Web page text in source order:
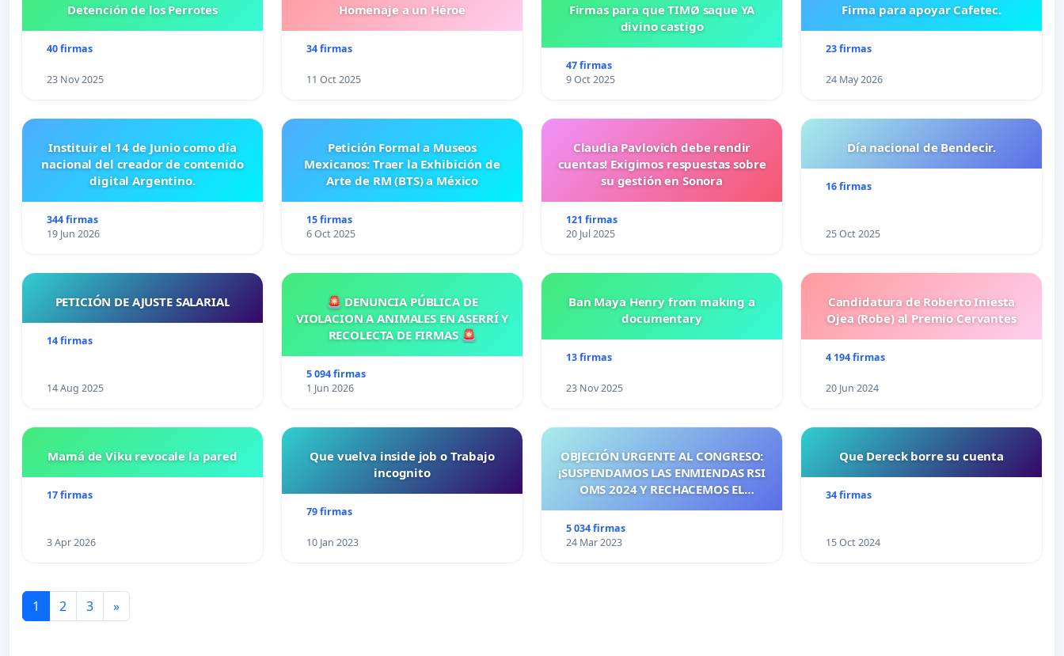
Detención de los Perrotes
40 firmas
23 Nov 2025
Homenaje a un Héroe
34 firmas
11 Oct 2025
Firmas para que TIMØ saque YA
divino castigo
47 firmas
9 Oct 2025
Firma para apoyar Cafetec.
23 firmas
24 May 2026
Instituir el 14 de Junio como día
nacional del creador de contenido
digital Argentino.
344 firmas
19 Jun 2026
Petición Formal a Museos
Mexicanos: Traer la Exhibición de
Arte de RM (BTS) a México
15 firmas
6 Oct 2025
Claudia Pavlovich debe rendir
cuentas! Exigimos respuestas sobre
su gestión en Sonora
121 firmas
20 Jul 2025
Día nacional de Bendecir.
16 firmas
25 Oct 2025
PETICIÓN DE AJUSTE SALARIAL
14 firmas
14 Aug 2025
🚨 DENUNCIA PÚBLICA DE
VIOLACION A ANIMALES EN ASERRÍ Y
RECOLECTA DE FIRMAS 🚨
5 094 firmas
1 Jun 2026
Ban Maya Henry from making a
documentary
13 firmas
23 Nov 2025
Candidatura de Roberto Iniesta
Ojea (Robe) al Premio Cervantes
4 194 firmas
20 Jun 2024
Mamá de Viku revocale la pared
17 firmas
3 Apr 2026
Que vuelva inside job o Trabajo
incognito
79 firmas
10 Jan 2023
OBJECIÓN URGENTE AL CONGRESO:
¡SUSPENDAMOS LAS ENMIENDAS RSI
OMS 2024 Y RECHACEMOS EL
MAYO 2026! ¡CIUDADANOS DE
ESPAÑA, ACTUEMOS ANTES DE QUE
5 034 firmas
24 Mar 2023
Que Dereck borre su cuenta
34 firmas
15 Oct 2024
1 2 3 »